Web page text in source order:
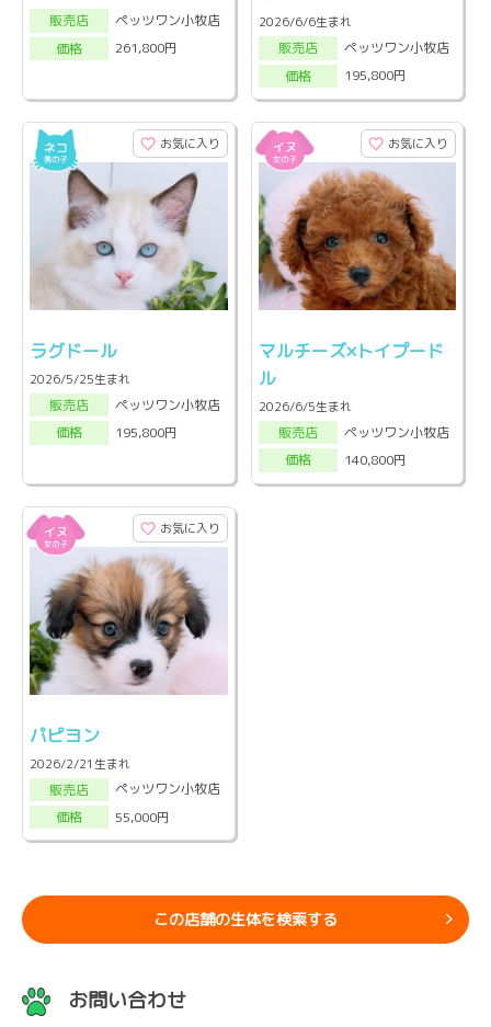
販売店
ペッツワン小牧店
価格
261,800円
2026/6/6生まれ
販売店
ペッツワン小牧店
価格
195,800円
お気に入り
ラグドール
2026/5/25生まれ
販売店
ペッツワン小牧店
価格
195,800円
お気に入り
マルチーズ×トイプード
ル
2026/6/5生まれ
販売店
ペッツワン小牧店
価格
140,800円
お気に入り
パピヨン
2026/2/21生まれ
販売店
ペッツワン小牧店
価格
55,000円
この店舗の生体を検索する
お問い合わせ